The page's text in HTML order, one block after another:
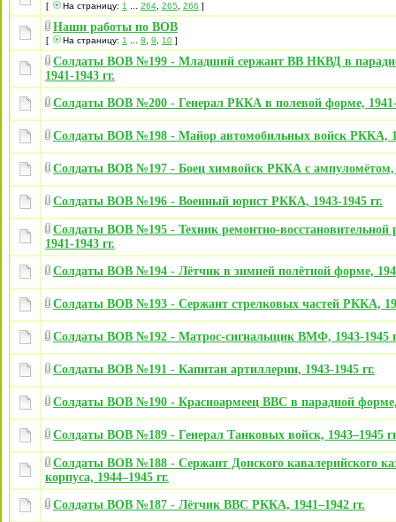
[ На страницу: 1 264 265 266 ]
Наши работы по ВОВ
[ На страницу: 1 8 9 10 ]
Солдаты ВОВ №199 - Младший сержант ВВ НКВД в
1941-1943 гг.
Солдаты ВОВ №200 - Генерал РККА в полевой форме, 1941-
Солдаты ВОВ №198 - Майор автомобильных войск РККА,
Солдаты ВОВ №197 - Боец химвойск РККА с ампуломётом,
Солдаты ВОВ №196 - Военный юрист РККА, 1943-1945 гг.
Солдаты ВОВ №195 - Техник ремонтно-
1941-1943 гг.
Солдаты ВОВ №194 - Лётчик в зимней полётной форме,
Солдаты ВОВ №193 - Сержант стрелковых частей РККА,
Солдаты ВОВ №192 - Матрос-сигнальщик ВМФ, 1943-1945
Солдаты ВОВ №191 - Капитан артиллерии, 1943-1945 гг.
Солдаты ВОВ №190 - Красноармеец ВВС в парадной форме,
Солдаты ВОВ №189 - Генерал Танковых войск, 1943–1945
Солдаты ВОВ №188 - Сержант Донского кавалерийского
корпуса, 1944–1945 гг.
Солдаты ВОВ №187 - Лётчик ВВС РККА, 1941–1942 гг.